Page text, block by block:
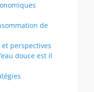
de
perspectives
douce est il